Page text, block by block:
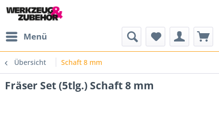
Menü
Übersicht Schaft 8 mm
Fräser Set (5tlg.) Schaft 8 mm